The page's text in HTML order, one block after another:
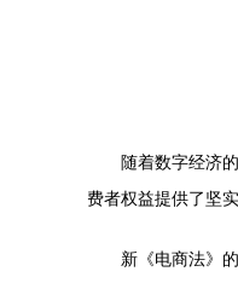
随着数字经济
费者权益提供了坚
新《电商法》